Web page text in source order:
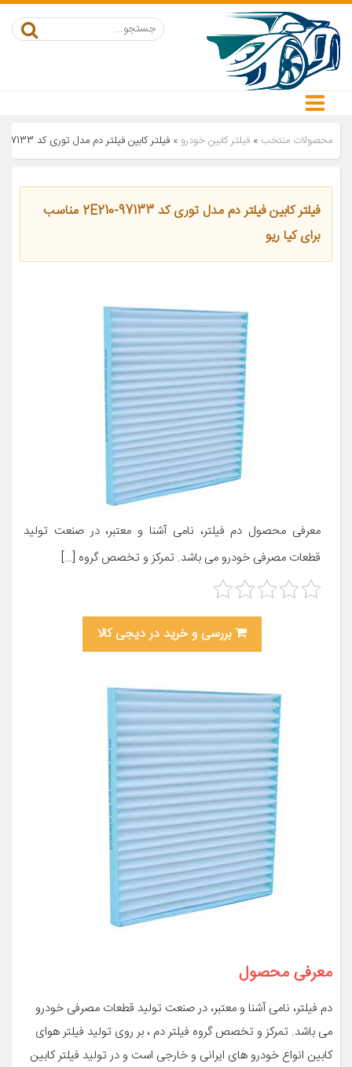
محصولات منتخب » فیلتر کابین خودرو » فیلتر کابین فیلتر دم مدل توری کد 97133-2E210 مناسب برای کیا ریو
فیلتر کابین فیلتر دم مدل توری کد 97133-2E210 مناسب
برای کیا ریو
معرفی محصول دم فیلتر، نامی آشنا و معتبر، در صنعت تولید
قطعات مصرفی خودرو می باشد. تمرکز و تخصص گروه […]
بررسی و خرید در دیجی کالا
معرفی محصول
دم فیلتر، نامی آشنا و معتبر، در صنعت تولید قطعات مصرفی خودرو
می باشد. تمرکز و تخصص گروه فیلتر دم ، بر روی تولید فیلتر هوای
کابین انواع خودرو های ایرانی و خارجی است و در تولید فیلتر کابین